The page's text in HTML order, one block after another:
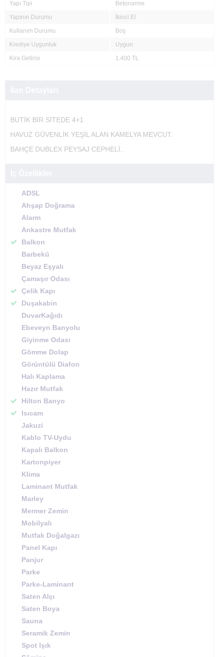
Yapı Tipi
Betonarme
Yapının Durumu
İkinci El
Kullanım Durumu
Boş
Krediye Uygunluk
Uygun
Kira Getirisi
1.400 TL
BUTİK BİR SİTEDE 4+1
HAVUZ GÜVENLİK YEŞİL ALAN KAMELYA MEVCUT.
BAHÇE DUBLEX PEYSAJ CEPHELİ..
ADSL
Ahşap Doğrama
Alarm
Ankastre Mutfak
Balkon
Barbekü
Beyaz Eşyalı
Çamaşır Odası
Çelik Kapı
Duşakabin
DuvarKağıdı
Ebeveyn Banyolu
Giyinme Odası
Gömme Dolap
Görüntülü Diafon
Halı Kaplama
Hazır Mutfak
Hilton Banyo
Isıcam
Jakuzi
Kablo TV-Uydu
Kapalı Balkon
Kartonpiyer
Klima
Laminant Mutfak
Marley
Mermer Zemin
Mobilyalı
Mutfak Doğalgazı
Panel Kapı
Panjur
Parke
Parke-Laminant
Saten Alçı
Saten Boya
Sauna
Seramik Zemin
Spot Işık